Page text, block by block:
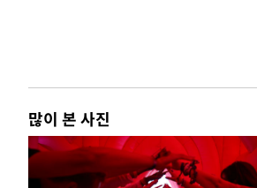
많이 본 사진